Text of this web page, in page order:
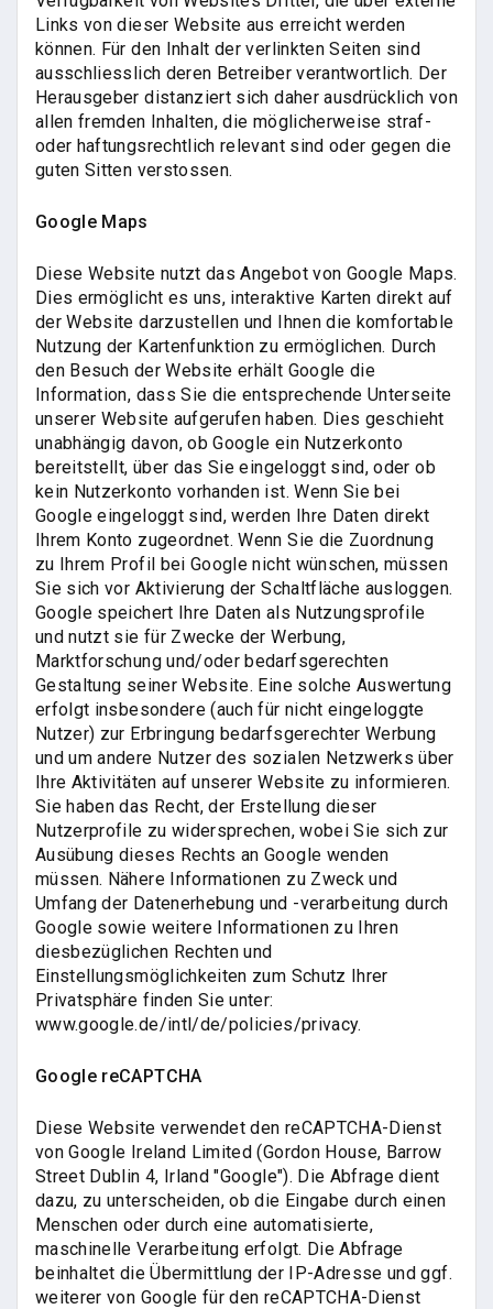
Links von dieser Website aus erreicht werden
können. Für den Inhalt der verlinkten Seiten sind
ausschliesslich deren Betreiber verantwortlich. Der
Herausgeber distanziert sich daher ausdrücklich von
allen fremden Inhalten, die möglicherweise straf-
oder haftungsrechtlich relevant sind oder gegen die
guten Sitten verstossen.
Google Maps
Diese Website nutzt das Angebot von Google Maps.
Dies ermöglicht es uns, interaktive Karten direkt auf
der Website darzustellen und Ihnen die komfortable
Nutzung der Kartenfunktion zu ermöglichen. Durch
den Besuch der Website erhält Google die
Information, dass Sie die entsprechende Unterseite
unserer Website aufgerufen haben. Dies geschieht
unabhängig davon, ob Google ein Nutzerkonto
bereitstellt, über das Sie eingeloggt sind, oder ob
kein Nutzerkonto vorhanden ist. Wenn Sie bei
Google eingeloggt sind, werden Ihre Daten direkt
Ihrem Konto zugeordnet. Wenn Sie die Zuordnung
zu Ihrem Profil bei Google nicht wünschen, müssen
Sie sich vor Aktivierung der Schaltfläche ausloggen.
Google speichert Ihre Daten als Nutzungsprofile
und nutzt sie für Zwecke der Werbung,
Marktforschung und/oder bedarfsgerechten
Gestaltung seiner Website. Eine solche Auswertung
erfolgt insbesondere (auch für nicht eingeloggte
Nutzer) zur Erbringung bedarfsgerechter Werbung
und um andere Nutzer des sozialen Netzwerks über
Ihre Aktivitäten auf unserer Website zu informieren.
Sie haben das Recht, der Erstellung dieser
Nutzerprofile zu widersprechen, wobei Sie sich zur
Ausübung dieses Rechts an Google wenden
müssen. Nähere Informationen zu Zweck und
Umfang der Datenerhebung und -verarbeitung durch
Google sowie weitere Informationen zu Ihren
diesbezüglichen Rechten und
Einstellungsmöglichkeiten zum Schutz Ihrer
Privatsphäre finden Sie unter:
www.google.de/intl/de/policies/privacy.
Google reCAPTCHA
Diese Website verwendet den reCAPTCHA-Dienst
von Google Ireland Limited (Gordon House, Barrow
Street Dublin 4, Irland "Google"). Die Abfrage dient
dazu, zu unterscheiden, ob die Eingabe durch einen
Menschen oder durch eine automatisierte,
maschinelle Verarbeitung erfolgt. Die Abfrage
beinhaltet die Übermittlung der IP-Adresse und ggf.
weiterer von Google für den reCAPTCHA-Dienst